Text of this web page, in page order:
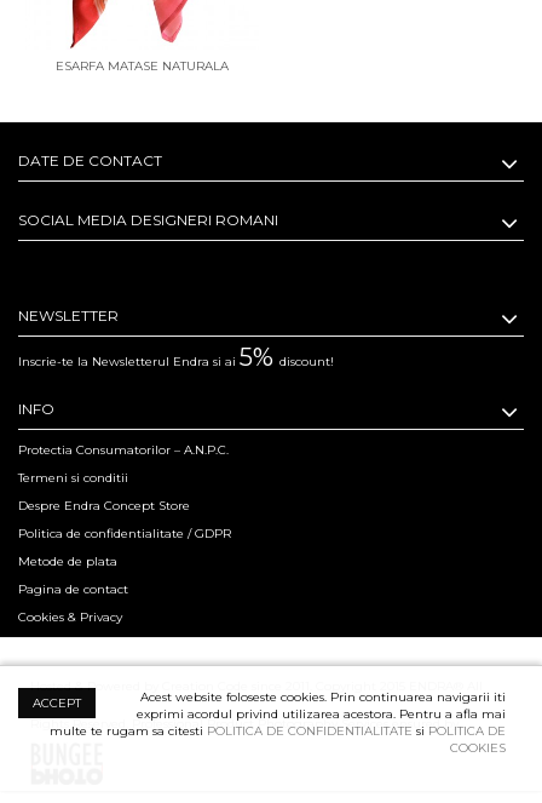
ESARFA MATASE NATURALA
DATE DE CONTACT
SOCIAL MEDIA DESIGNERI ROMANI
NEWSLETTER
Inscrie-te la Newsletterul Endra si ai 5% discount!
INFO
Protectia Consumatorilor – A.N.P.C.
Termeni si conditii
Despre Endra Concept Store
Politica de confidentialitate / GDPR
Metode de plata
Pagina de contact
Cookies & Privacy
Hosted & Powered by Creation Code since 2011. Copyright 2015 ENDRA® All
Rights Reserved. Professional Product Photography Services ensured by
ACCEPT
Acest website foloseste cookies. Prin continuarea navigarii iti
exprimi acordul privind utilizarea acestora. Pentru a afla mai
multe te rugam sa citesti POLITICA DE CONFIDENTIALITATE si POLITICA DE
COOKIES